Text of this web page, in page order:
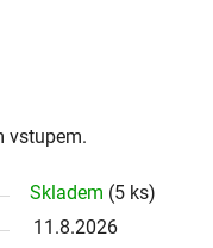
vstupem.
Skladem (5 ks)
11.8.2026